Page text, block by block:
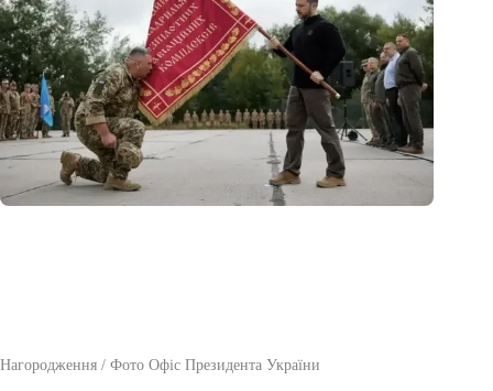
Нагородження / Фото Офіс Президента України